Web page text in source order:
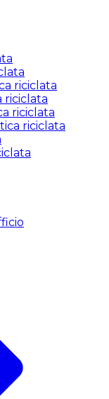
riciclata
riciclata
riciclata
riciclata